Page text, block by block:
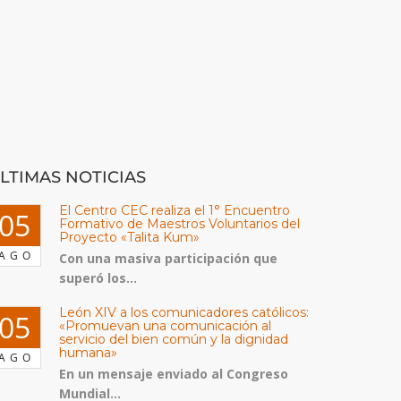
NOTICIAS
El Centro CEC realiza el 1° Encuentro
Formativo de Maestros Voluntarios del
Proyecto «Talita Kum»
Con una masiva participación que
superó los...
León XIV a los comunicadores católicos:
«Promuevan una comunicación al
servicio del bien común y la dignidad
humana»
En un mensaje enviado al Congreso
Mundial...